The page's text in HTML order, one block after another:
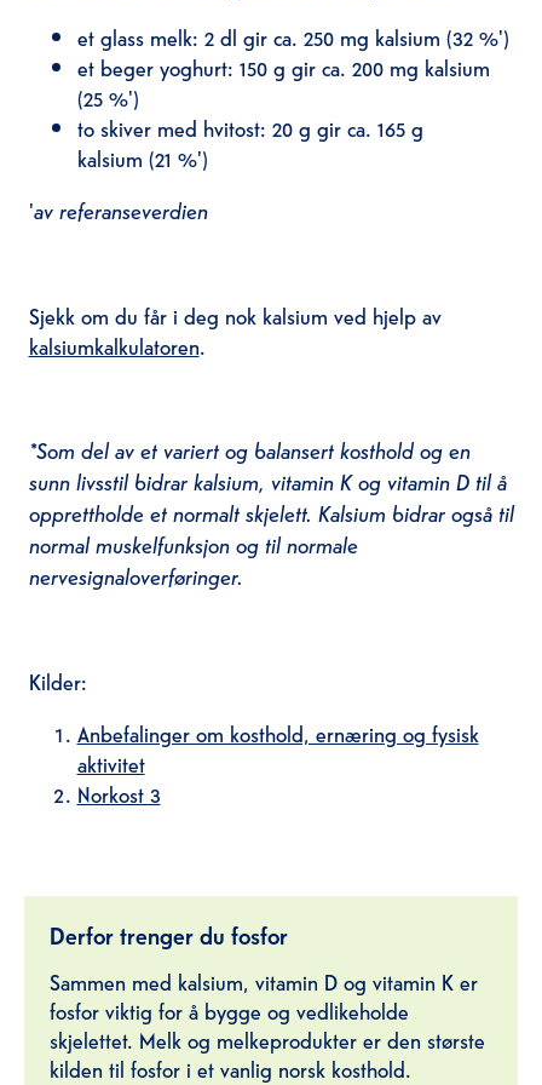
et glass melk: 2 dl gir ca. 250 mg kalsium (32 %')
et beger yoghurt: 150 g gir ca. 200 mg kalsium
(25 %')
to skiver med hvitost: 20 g gir ca. 165 g
kalsium (21 %')
'av referanseverdien
Sjekk om du får i deg nok kalsium ved hjelp av
kalsiumkalkulatoren.
*Som del av et variert og balansert kosthold og en
sunn livsstil bidrar kalsium, vitamin K og vitamin D til å
opprettholde et normalt skjelett. Kalsium bidrar også til
normal muskelfunksjon og til normale
nervesignaloverføringer.
Kilder:
Anbefalinger om kosthold, ernæring og fysisk
aktivitet
Norkost 3
Derfor trenger du fosfor
Sammen med kalsium, vitamin D og vitamin K er
fosfor viktig for å bygge og vedlikeholde
skjelettet. Melk og melkeprodukter er den største
kilden til fosfor i et vanlig norsk kosthold.